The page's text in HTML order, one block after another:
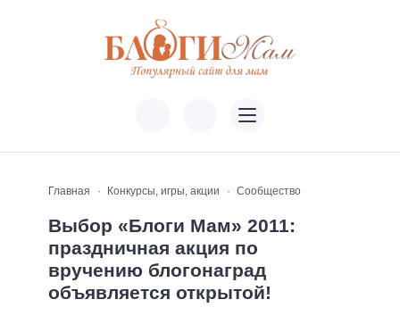
Главная Конкурсы, игры, акции Сообщество
Выбор «Блоги Мам» 2011:
праздничная акция по
вручению блогонаград
объявляется открытой!